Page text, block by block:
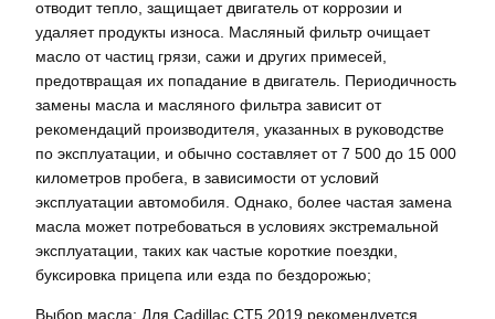
отводит тепло, защищает двигатель от коррозии и
удаляет продукты износа. Масляный фильтр очищает
масло от частиц грязи, сажи и других примесей,
предотвращая их попадание в двигатель. Периодичность
замены масла и масляного фильтра зависит от
рекомендаций производителя, указанных в руководстве
по эксплуатации, и обычно составляет от 7 500 до 15 000
километров пробега, в зависимости от условий
эксплуатации автомобиля. Однако, более частая замена
масла может потребоваться в условиях экстремальной
эксплуатации, таких как частые короткие поездки,
буксировка прицепа или езда по бездорожью;
Выбор масла: Для Cadillac CT5 2019 рекомендуется